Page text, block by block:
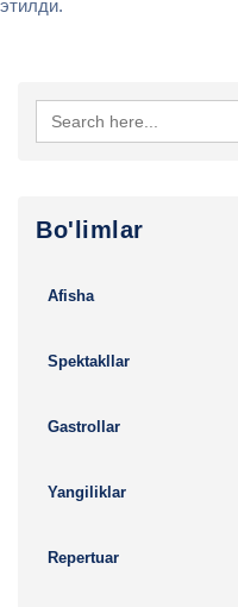
этилди.
Search
for:
Bo'limlar
Afisha
Spektakllar
Gastrollar
Yangiliklar
Repertuar